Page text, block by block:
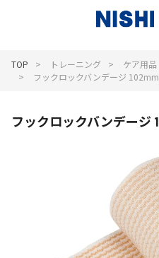
TOP トレーニング
ケア用品
フックロックバンデージ
フックロックバンデージ